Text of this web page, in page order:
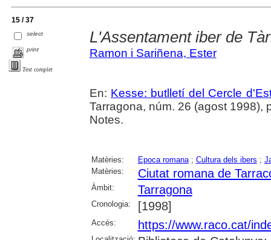
15 / 37
select
print
Text complet
L'Assentament iber de
Ramon i Sariñena, Ester
En: Kesse: butlletí del Cercle
Tarragona, núm. 26 (agost 1998),
Notes.
Matèries: Epoca romana; Cultura dels ibers ;
Matèries:
Ciutat romana de
Àmbit: Tarragona
Cronologia: [1998]
Accés: https://www.raco.cat/